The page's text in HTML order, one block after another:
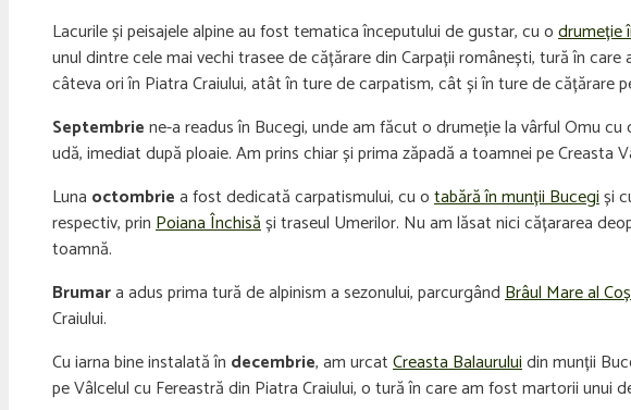
Lacurile și peisajele alpine au fost tematica începutului de gustar, cu odrumeție
unul dintre cele mai vechi trasee de cățărare din Carpații românești, tură în
câteva ori în Piatra Craiului, atât în ture de carpatism, cât și în ture de cățărare
Septembriene-a readus în Bucegi, unde am făcut o drumeție la vârful Omu
udă, imediat după ploaie. Am prins chiar și prima zăpadă a toamnei pe
Luna octombriea fost dedicată carpatismului, cu otabără în munții Bucegiși
respectiv, prinPoiana Închisăși traseul Umerilor. Nu am lăsat nici cățararea
toamnă.
Brumara adus prima tură de alpinism a sezonului, parcurgândBrâul Mare al
Craiului.
Cu iarna bine instalată în decembrie, am urcatCreasta Balauruluidin munții
pe Vâlcelul cu Fereastră din Piatra Craiului, o tură în care am fost martorii unui